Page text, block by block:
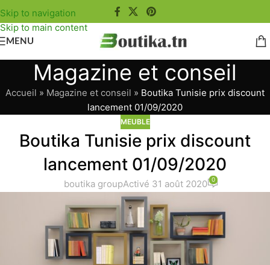
Skip to navigation
Skip to main content
MENU
Magazine et conseil
Accueil » Magazine et conseil » Boutika Tunisie prix discount
lancement 01/09/2020
MEUBLE
Boutika Tunisie prix discount
lancement 01/09/2020
boutika groupActivé 31 août 2020 0